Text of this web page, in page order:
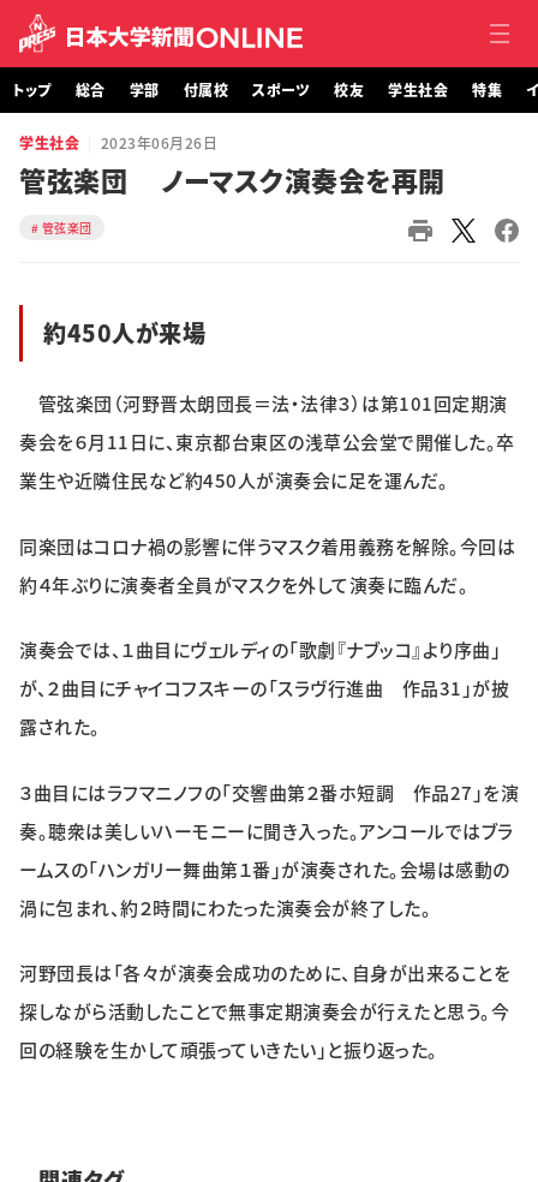
トップ
付属校
スポーツ
校友
学生記者募集 お問い合わせ
トップ 総合 学部 付属校 スポーツ 校友 学生社会 特集
学生社会 2023年06月26日
管弦楽団 ノーマスク演奏会を再開
管弦楽団
約450人が来場
管弦楽団（河野晋太朗団長＝法・法律３）は第101回定期演
奏会を６月11日に、東京都台東区の浅草公会堂で開催した。卒
業生や近隣住民など約450人が演奏会に足を運んだ。
同楽団はコロナ禍の影響に伴うマスク着用義務を解除。今回は
約４年ぶりに演奏者全員がマスクを外して演奏に臨んだ。
演奏会では、１曲目にヴェルディの「歌劇『ナブッコ』より序曲」
が、２曲目にチャイコフスキーの「スラヴ行進曲 作品31」が披
露された。
３曲目にはラフマニノフの「交響曲第２番ホ短調 作品27」を演
奏。聴衆は美しいハーモニーに聞き入った。アンコールではブラ
ームスの「ハンガリー舞曲第１番」が演奏された。会場は感動の
渦に包まれ、約２時間にわたった演奏会が終了した。
河野団長は「各々が演奏会成功のために、自身が出来ることを
探しながら活動したことで無事定期演奏会が行えたと思う。今
回の経験を生かして頑張っていきたい」と振り返った。